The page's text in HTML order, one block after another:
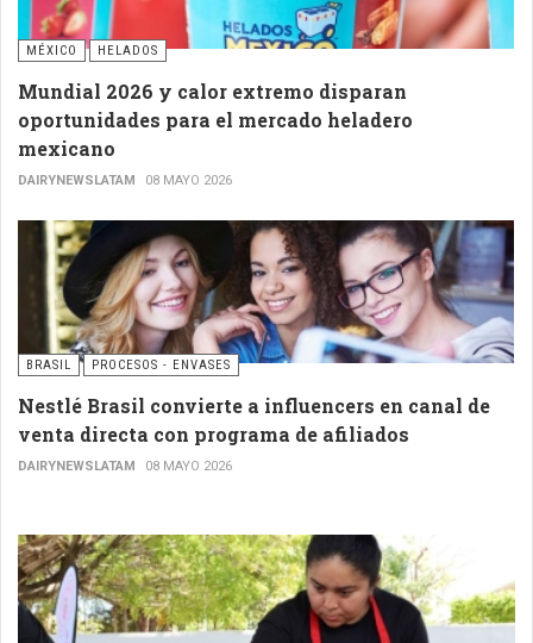
MÉXICO HELADOS
Mundial 2026 y calor extremo disparan
oportunidades para el mercado heladero
mexicano
DAIRYNEWSLATAM 08 MAYO 2026
BRASIL PROCESOS - ENVASES
Nestlé Brasil convierte a influencers en canal de
venta directa con programa de afiliados
DAIRYNEWSLATAM 08 MAYO 2026